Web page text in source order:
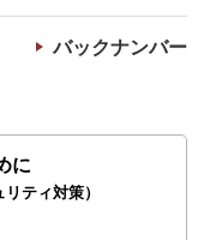
バックナンバー
に
ティ対策）